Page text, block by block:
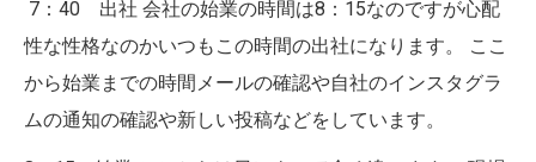
7：40 出社 会社の始業の時間は8：15なのですが心配
性な性格なのかいつもこの時間の出社になります。 ここ
から始業までの時間メールの確認や自社のインスタグラ
ムの通知の確認や新しい投稿などをしています。